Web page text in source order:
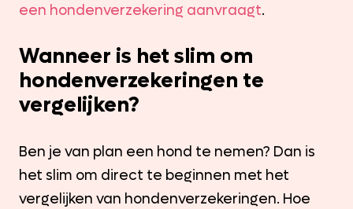
een hondenverzekering aanvraagt.
Wanneer is het slim om
hondenverzekeringen te
vergelijken?
Ben je van plan een hond te nemen? Dan is
het slim om direct te beginnen met het
vergelijken van hondenverzekeringen. Hoe